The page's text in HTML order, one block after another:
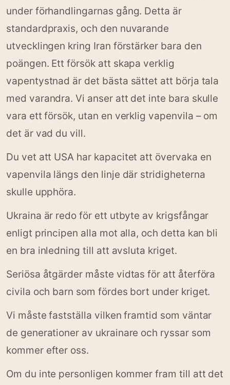
under förhandlingarnas gång. Detta är
standardpraxis, och den nuvarande
utvecklingen kring Iran förstärker bara den
poängen. Ett försök att skapa verklig
vapentystnad är det bästa sättet att börja tala
med varandra. Vi anser att det inte bara skulle
vara ett försök, utan en verklig vapenvila – om
det är vad du vill.
Du vet att USA har kapacitet att övervaka en
vapenvila längs den linje där stridigheterna
skulle upphöra.
Ukraina är redo för ett utbyte av krigsfångar
enligt principen alla mot alla, och detta kan bli
en bra inledning till att avsluta kriget.
Seriösa åtgärder måste vidtas för att återföra
civila och barn som fördes bort under kriget.
Vi måste fastställa vilken framtid som väntar
de generationer av ukrainare och ryssar som
kommer efter oss.
Om du inte personligen kommer fram till att det